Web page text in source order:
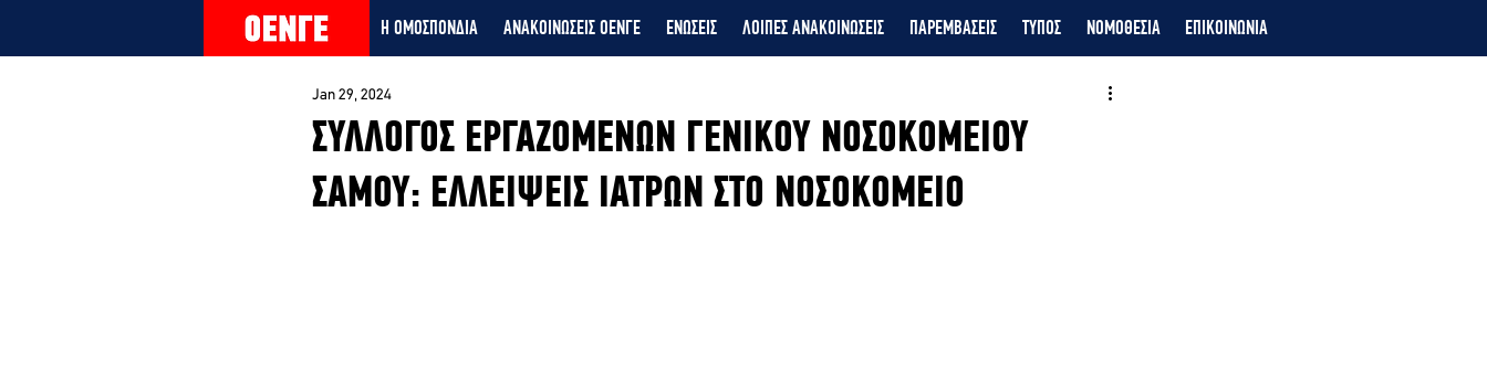
Η ΟΜΟΣΠΟΝΔΙΑ ΑΝΑΚΟΙΝΩΣΕΙΣ ΟΕΝΓΕ ΕΝΩΣΕΙΣ ΛΟΙΠΕΣ ΑΝΑΚΟΙΝΩΣΕΙΣ ΠΑΡΕΜΒΑΣΕΙΣ ΤΥΠΟΣ ΝΟΜΟΘΕΣΙΑ ΕΠΙΚΟΙΝΩΝΙΑ
ΣΥΛΛΟΓΟΣ ΕΡΓΑΖΟΜΕΝΩΝ ΓΕΝΙΚΟΥ ΝΟΣΟΚΟΜΕΙΟΥ
ΣΑΜΟΥ: ΕΛΛΕΙΨΕΙΣ ΙΑΤΡΩΝ ΣΤΟ ΝΟΣΟΚΟΜΕΙΟ
Jan 29, 2024